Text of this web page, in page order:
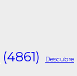
(4861) Descubre